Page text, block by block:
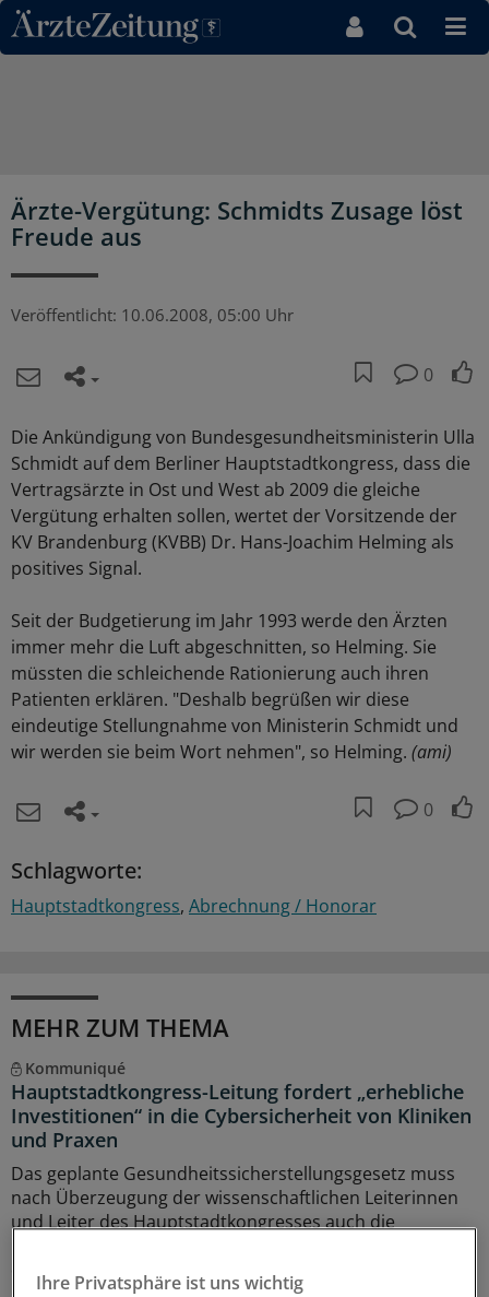
Direkt zum Inhaltsbereich
Ärzte-Vergütung: Schmidts Zusage löst
Freude aus
Veröffentlicht: 10.06.2008, 05:00 Uhr
0
Die Ankündigung von Bundesgesundheitsministerin Ulla
Schmidt auf dem Berliner Hauptstadtkongress, dass die
Vertragsärzte in Ost und West ab 2009 die gleiche
Vergütung erhalten sollen, wertet der Vorsitzende der
KV Brandenburg (KVBB) Dr. Hans-Joachim Helming als
positives Signal.
Seit der Budgetierung im Jahr 1993 werde den Ärzten
immer mehr die Luft abgeschnitten, so Helming. Sie
müssten die schleichende Rationierung auch ihren
Patienten erklären. "Deshalb begrüßen wir diese
eindeutige Stellungnahme von Ministerin Schmidt und
wir werden sie beim Wort nehmen", so Helming. (ami)
0
Schlagworte:
Hauptstadtkongress Abrechnung / Honorar
MEHR ZUM THEMA
Kommuniqué
Hauptstadtkongress-Leitung fordert „erhebliche
Investitionen“ in die Cybersicherheit von Kliniken
und Praxen
Das geplante Gesundheitssicherstellungsgesetz muss
nach Überzeugung der wissenschaftlichen Leiterinnen
und Leiter des Hauptstadtkongresses auch die
das nicht.
Ihre Privatsphäre ist uns wichtig